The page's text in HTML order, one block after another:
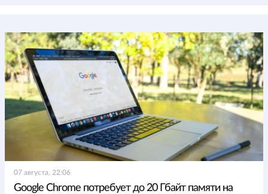
07 августа, 22:06
Google Chrome потребует до 20 Гбайт памяти на